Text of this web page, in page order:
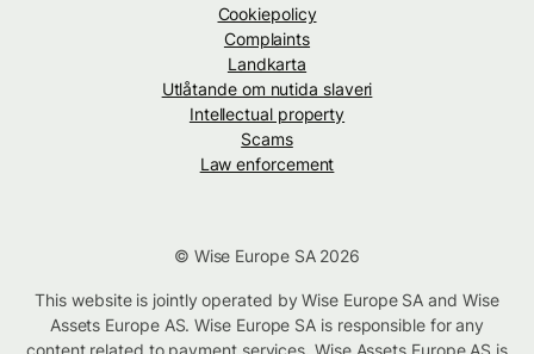
Cookiepolicy
Complaints
Landkarta
Utlåtande om nutida slaveri
Intellectual property
Scams
Law enforcement
© Wise Europe SA 2026
This website is jointly operated by Wise Europe SA and Wise
Assets Europe AS. Wise Europe SA is responsible for any
content related to payment services. Wise Assets Europe AS is